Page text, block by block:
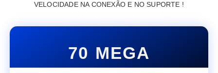
VELOCIDADE NA CONEXÃO E NO SUPORTE !
70 MEGA